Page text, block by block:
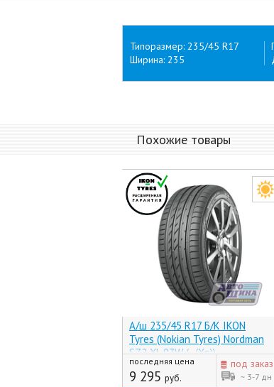
Типоразмер: 235/45 R17
Ширина: 235
Похожие товары
А/ш 235/45 R17 Б/К IKON
Tyres (Nokian Tyres) Nordman
SZ2 XL 97W (-, (Хр))
последняя цена
9 295 руб.
под заказ
~ 3-7 дн